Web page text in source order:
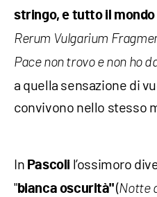
stringo, e tutto il
Rerum Vulgarium
Pace non trovo e non ho
a quella sensazione di
convivono nello stesso
In Pascoli l’ossimoro
"bianca oscurità"(Notte